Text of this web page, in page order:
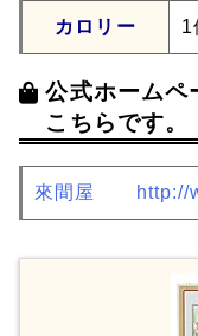
カロリー 1
公式ホームペ
こちらです。
來間屋 http://